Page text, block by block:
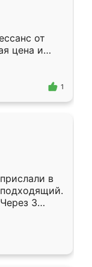
от
цена и
1
в
3